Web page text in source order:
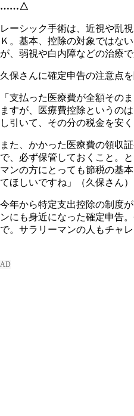
……△
レーシック手術は、近視や乱
Ｋ。基本、控除の対象ではな
が、弱視や白内障などの治療
久保さんに確定申告の注意点を
「支払った医療費が全額その
ますが、医療費控除というの
し引いて、その分の税金を安
また、かかった医療費の領収
で、必ず保管しておくこと。
マンの方にとっても節税の基
てほしいですね」（久保さん）
今年から特定支出控除の制度
ンにも身近になった確定申告
で。サラリーマンの人もチャ